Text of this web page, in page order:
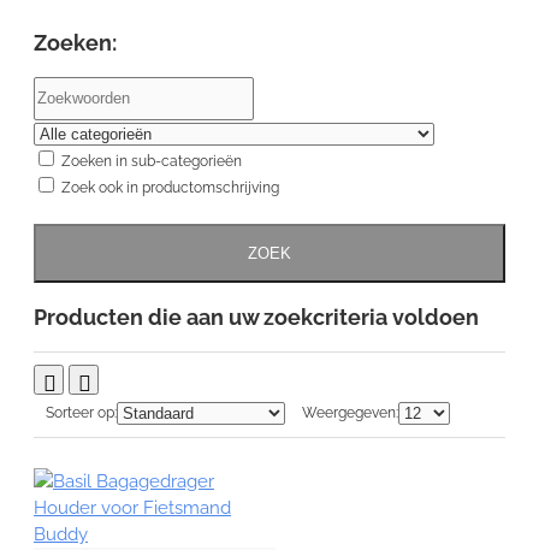
Zoeken:
Zoeken in sub-categorieën
Zoek ook in productomschrijving
ZOEK
Producten die aan uw zoekcriteria voldoen
Sorteer op: Weergegeven: